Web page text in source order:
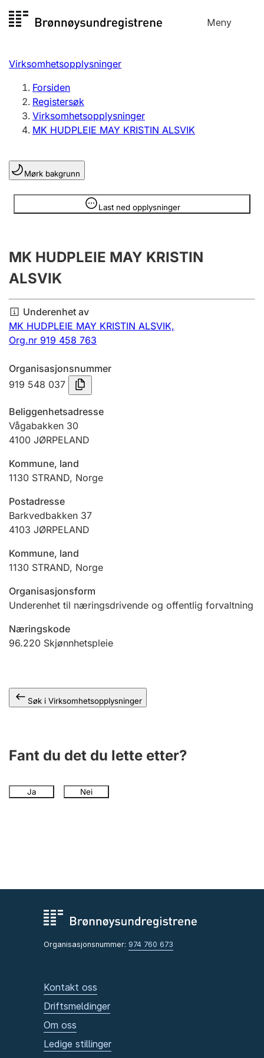
til
Meny
Registersøk
Aksjeselskap
Enkeltpersonforetak
Registrere, endre, slette
Lag og forening
Registrere, endre, slette
Årsregnskap
Innsending og forsinkelsesgebyr
Tinglysing
Jeger
Ektepaktveileder
Andre tema
Virksomhetsopplysninger
Forsiden
Registersøk
Virksomhetsopplysninger
MK HUDPLEIE MAY KRISTIN ALSVIK
Mørk bakgrunn
Last ned opplysninger
Opplysninger er skjult
MK HUDPLEIE MAY KRISTIN
ALSVIK
Underenhet av
MK HUDPLEIE MAY KRISTIN ALSVIK,
Org.nr 919 458 763
Organisasjonsnummer
919 548 037
Beliggenhetsadresse
Vågabakken 30
4100 JØRPELAND
Kommune, land
1130 STRAND, Norge
Postadresse
Barkvedbakken 37
4103 JØRPELAND
Kommune, land
1130 STRAND, Norge
Organisasjonsform
Underenhet til næringsdrivende og offentlig forvaltning
Næringskode
96.220 Skjønnhetspleie
Søk i Virksomhetsopplysninger
Fant du det du lette etter?
Ja Nei
Organisasjonsnummer: 974 760 673
Kontakt oss
Driftsmeldinger
Om oss
Ledige stillinger